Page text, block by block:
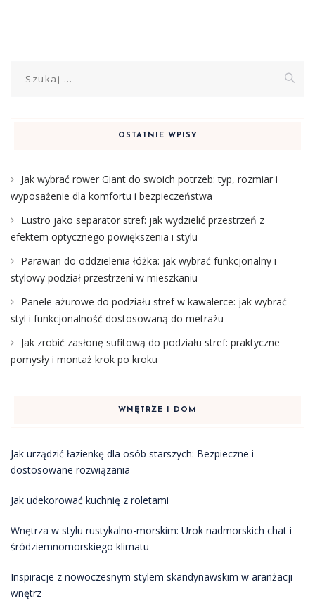
OSTATNIE WPISY
Jak wybrać rower Giant do swoich potrzeb: typ, rozmiar i
wyposażenie dla komfortu i bezpieczeństwa
Lustro jako separator stref: jak wydzielić przestrzeń z
efektem optycznego powiększenia i stylu
Parawan do oddzielenia łóżka: jak wybrać funkcjonalny i
stylowy podział przestrzeni w mieszkaniu
Panele ażurowe do podziału stref w kawalerce: jak wybrać
styl i funkcjonalność dostosowaną do metrażu
Jak zrobić zasłonę sufitową do podziału stref: praktyczne
pomysły i montaż krok po kroku
WNĘTRZE I DOM
Jak urządzić łazienkę dla osób starszych: Bezpieczne i
dostosowane rozwiązania
Jak udekorować kuchnię z roletami
Wnętrza w stylu rustykalno-morskim: Urok nadmorskich chat i
śródziemnomorskiego klimatu
Inspiracje z nowoczesnym stylem skandynawskim w aranżacji
wnętrz